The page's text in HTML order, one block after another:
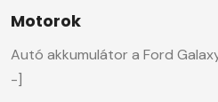
Motorok
Autó akkumulátor a Ford
-]